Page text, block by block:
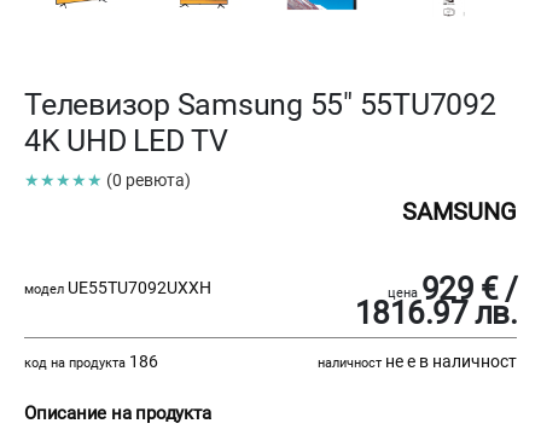
Телевизор Samsung 55" 55TU7092
4K UHD LED TV
★★★★★ (0 ревюта)
SAMSUNG
модел UE55TU7092UXXH цена 929 € /
1816.97 лв.
код на продукта 186 наличност не е в наличност
Описание на продукта